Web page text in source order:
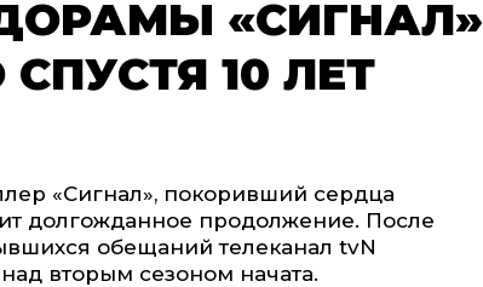
«СИГНАЛ»
10 ЛЕТ
«Сигнал», покоривший сердца
долгожданное продолжение. После
обещаний телеканал tvN
вторым сезоном начата.